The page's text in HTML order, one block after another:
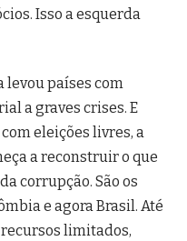
Isso a esquerda
levou países com
a graves crises. E
eleições livres, a
a reconstruir o que
corrupção. São os
e agora Brasil. Até
recursos limitados,